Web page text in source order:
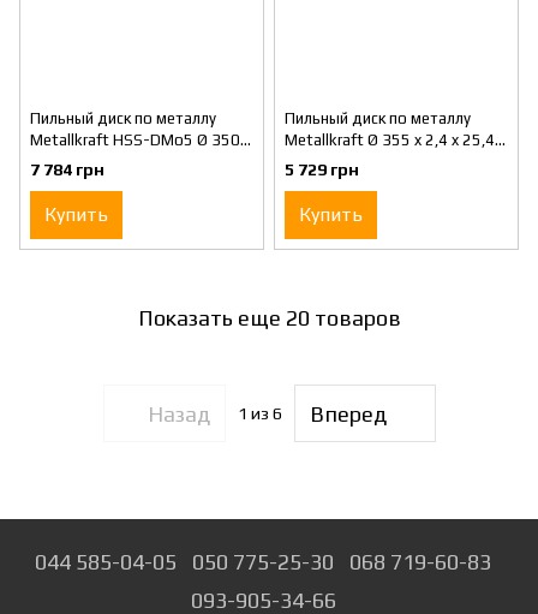
Пильный диск по металлу
Metallkraft HSS-DMo5 Ø 350 x
2,5 x 32 mm t6
7 784 грн
Купить
Пильный диск по металлу
Metallkraft Ø 355 x 2,4 x 25,4
mm
5 729 грн
Купить
Показать еще 20 товаров
Назад 1 из 6 Вперед
044 585-04-05 050 775-25-30
068 719-60-83
093-905-34-66